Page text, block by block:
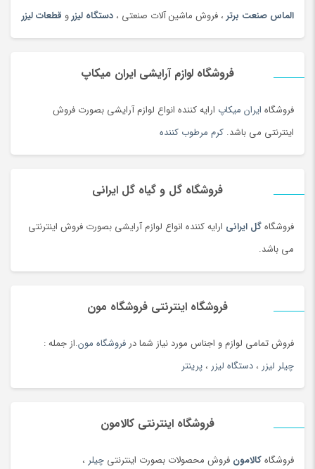
الماس صنعت برتر، فروش ماشین آلات صنعتی ، دستگاه لیزرو قطعات لیزر
فروشگاه لوازم آرایشی ایران میکاپ
فروشگاه ایران میکاپ ارایه کننده انواع لوازم آرایشی بصورت فروش
اینترنتی می باشد. کرم مرطوب کننده
فروشگاه گل و گیاه گل ایرانی
فروشگاهگل ایرانی ارایه کننده انواع لوازم آرایشی بصورت فروش اینترنتی
می باشد.
فروشگاه اینترنتی فروشگاه مون
فروش تمامی لوازم و اجناس مورد نیاز شما درفروشگاه مون.از جمله :
چیلر لیزر ، دستگاه لیزر ، پرینتر
فروشگاه اینترنتی کالامون
فروشگاهکالامون فروش محصولات بصورت اینترنتی چیلر ،